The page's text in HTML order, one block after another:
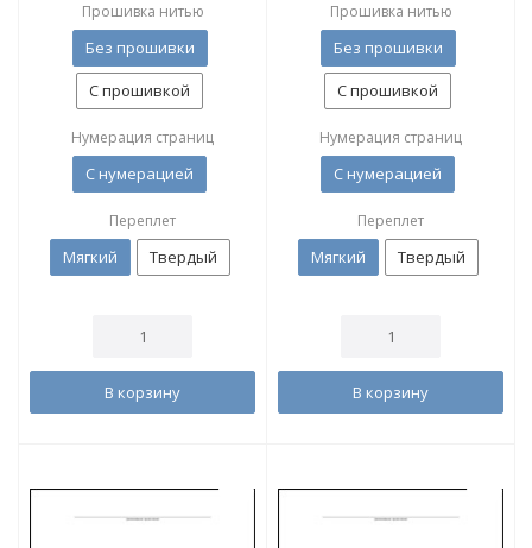
Прошивка нитью
Без прошивки
С прошивкой
Нумерация страниц
С нумерацией
Переплет
Мягкий Твердый
В корзину
Прошивка нитью
Без прошивки
С прошивкой
Нумерация страниц
С нумерацией
Переплет
Мягкий Твердый
В корзину